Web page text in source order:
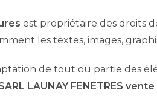
est propriétaire des droits
les textes, images,
de tout ou partie des
LAUNAY FENETRES